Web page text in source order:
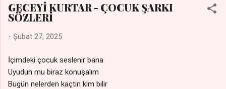
GECEYİ KURTAR - ÇOCUK ŞARKI
SÖZLERİ
- Şubat 27, 2025
İçimdeki çocuk seslenir bana
Uyudun mu biraz konuşalım
Bugün nelerden kaçtın kim bilir